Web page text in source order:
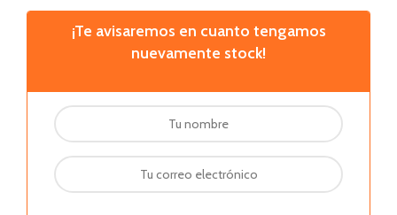
¡Te avisaremos en cuanto tengamos
nuevamente stock!